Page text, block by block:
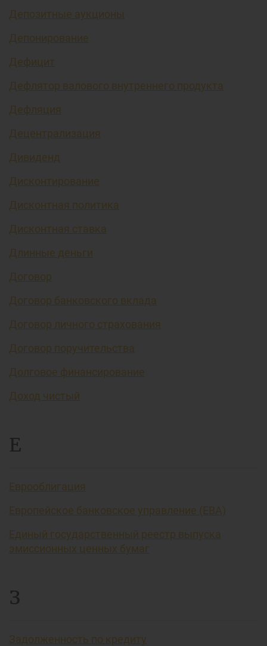
Депозитные аукционы
Депонирование
Дефицит
Дефлятор валового внутреннего продукта
Дефляция
Децентрализация
Дивиденд
Дисконтирование
Дисконтная политика
Дисконтная ставка
Длинные деньги
Договор
Договор банковского вклада
Договор личного страхования
Договор поручительства
Долговое финансирование
Доход чистый
Е
Еврооблигация
Европейское банковское управление (EBA)
Единый государственный реестр выпуска
эмиссионных ценных бумаг
З
Задолженность по кредиту